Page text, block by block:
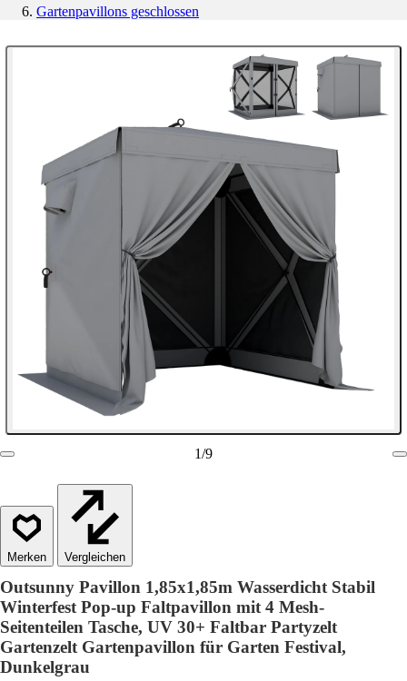
Gartenpavillons geschlossen
1/9
Vergleichen
Outsunny Pavillon 1,85x1,85m Wasserdicht Stabil
Winterfest Pop-up Faltpavillon mit 4 Mesh-
Seitenteilen Tasche, UV 30+ Faltbar Partyzelt
Gartenzelt Gartenpavillon für Garten Festival,
Dunkelgrau